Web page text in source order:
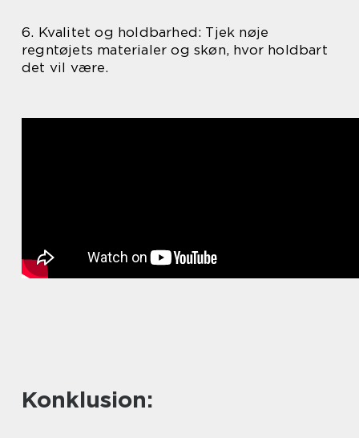
6. Kvalitet og holdbarhed: Tjek nøje
regntøjets materialer og skøn, hvor holdbart
det vil være.
Konklusion: